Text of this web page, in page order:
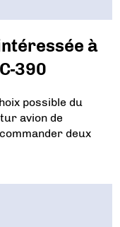
à
390
possible du
avion de
deux